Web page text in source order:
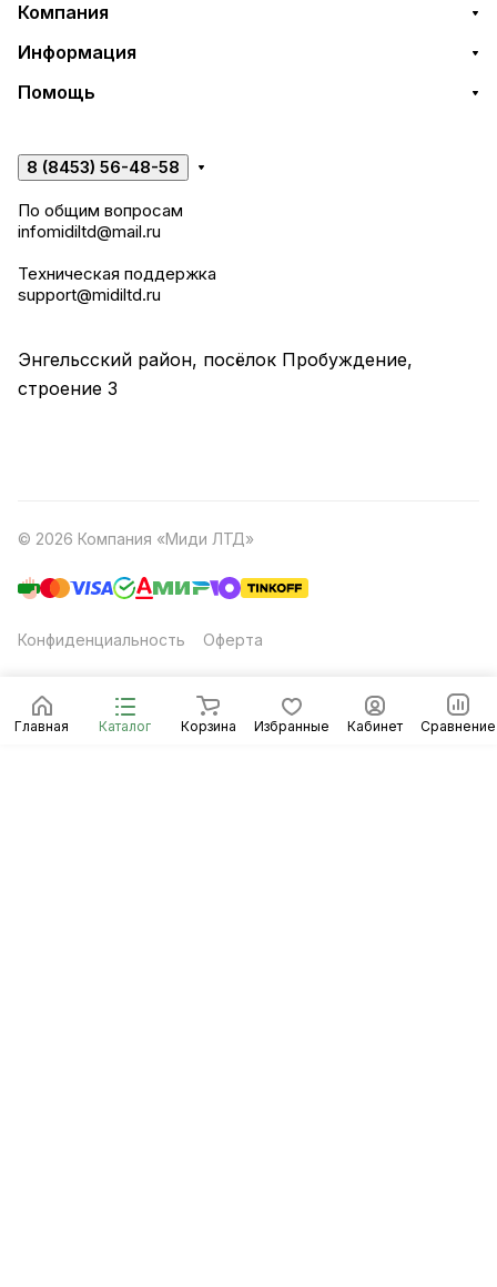
Главная Каталог Корзина Избранные Кабинет Сравнение
Компания
Информация
Помощь
8 (8453) 56-48-58
По общим вопросам
infomidiltd@mail.ru
Техническая поддержка
support@midiltd.ru
Энгельсский район, посёлок Пробуждение,
строение 3
© 2026 Компания «Миди ЛТД»
Конфиденциальность Оферта